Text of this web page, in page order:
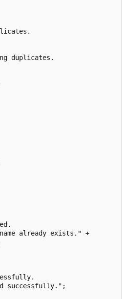
duplicates.
already exists." +
successfully.";